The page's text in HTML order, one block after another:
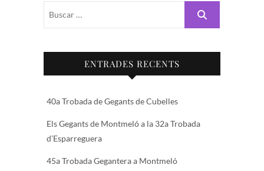
Buscar
ENTRADES RECENTS
40a Trobada de Gegants de Cubelles
Els Gegants de Montmeló a la 32a Trobada
d’Esparreguera
45a Trobada Gegantera a Montmeló